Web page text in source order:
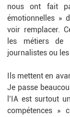
nous ont fait
émotionnelles »
voir remplacer.
les métiers de
journalistes ou
Ils mettent en
Je passe
l’IA est surtout
compétences »